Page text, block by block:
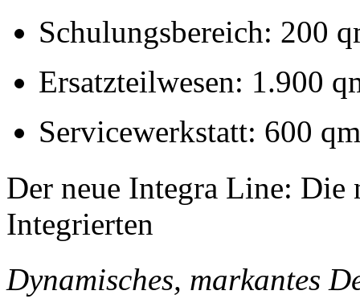
Schulungsbereich: 200
Ersatzteilwesen: 1.900
Servicewerkstatt: 600 qm
Der neue Integra Line:
Integrierten
Dynamisches, markantes